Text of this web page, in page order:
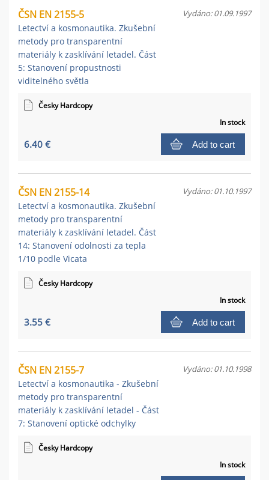
ČSN EN 2155-5
Letectví a kosmonautika. Zkušební
metody pro transparentní
materiály k zasklívání letadel. Část
5: Stanovení propustnosti
viditelného světla
Vydáno: 01.09.1997
Česky Hardcopy
In stock
6.40 € Add to cart
ČSN EN 2155-14
Letectví a kosmonautika. Zkušební
metody pro transparentní
materiály k zasklívání letadel. Část
14: Stanovení odolnosti za tepla
1/10 podle Vicata
Vydáno: 01.10.1997
Česky Hardcopy
In stock
3.55 € Add to cart
ČSN EN 2155-7
Letectví a kosmonautika - Zkušební
metody pro transparentní
materiály k zasklívání letadel - Část
7: Stanovení optické odchylky
Vydáno: 01.10.1998
Česky Hardcopy
In stock